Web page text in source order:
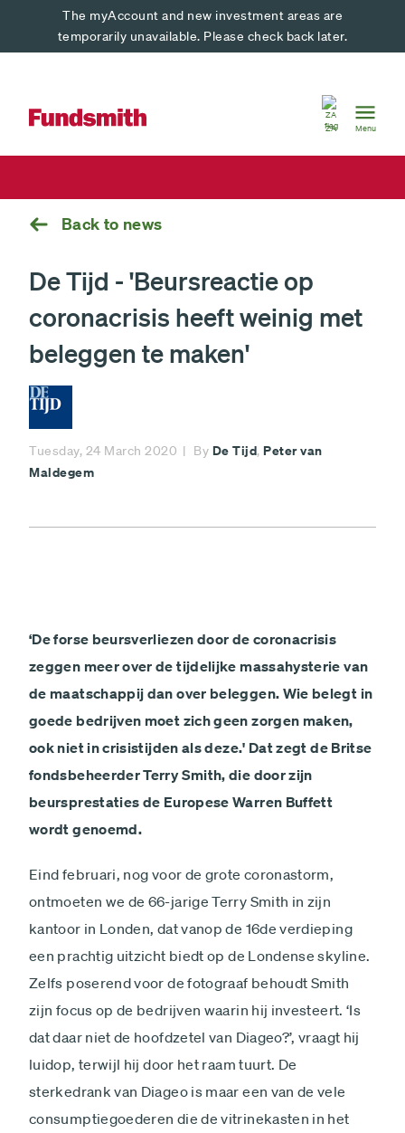
The myAccount and new investment areas are
temporarily unavailable. Please check back later.
South
Africa
ZA
Menu
Back to news
De Tijd - 'Beursreactie op
coronacrisis heeft weinig met
beleggen te maken'
Tuesday, 24 March 2020 By De Tijd, Peter van
Maldegem
‘De forse beursverliezen door de coronacrisis
zeggen meer over de tijdelijke massahysterie van
de maatschappij dan over beleggen. Wie belegt in
goede bedrijven moet zich geen zorgen maken,
ook niet in crisistijden als deze.' Dat zegt de Britse
fondsbeheerder Terry Smith, die door zijn
beursprestaties de Europese Warren Buffett
wordt genoemd.
Eind februari, nog voor de grote coronastorm,
ontmoeten we de 66-jarige Terry Smith in zijn
kantoor in Londen, dat vanop de 16de verdieping
een prachtig uitzicht biedt op de Londense skyline.
Zelfs poserend voor de fotograaf behoudt Smith
zijn focus op de bedrijven waarin hij investeert. ‘Is
dat daar niet de hoofdzetel van Diageo?’, vraagt hij
luidop, terwijl hij door het raam tuurt. De
sterkedrank van Diageo is maar een van de vele
consumptiegoederen die de vitrinekasten in het